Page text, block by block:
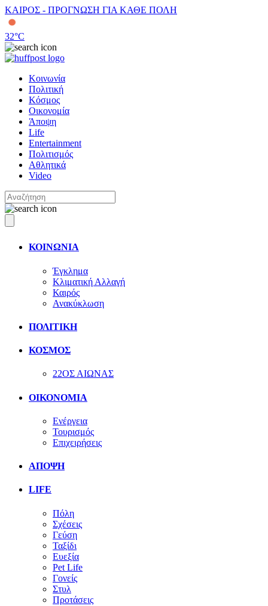
ΚΑΙΡΟΣ - ΠΡΟΓΝΩΣΗ ΓΙΑ ΚΑΘΕ ΠΟΛΗ
32°C
Κοινωνία
Πολιτική
Κόσμος
Οικονομία
Άποψη
Life
Entertainment
Πολιτισμός
Αθλητικά
Video
ΚΟΙΝΩΝΙΑ
Έγκλημα
Κλιματική Αλλαγή
Καιρός
Ανακύκλωση
ΠΟΛΙΤΙΚΗ
ΚΟΣΜΟΣ
22ΟΣ ΑΙΩΝΑΣ
ΟΙΚΟΝΟΜΙΑ
Ενέργεια
Τουρισμός
Επιχειρήσεις
ΑΠΟΨΗ
LIFE
Πόλη
Σχέσεις
Γεύση
Ταξίδι
Ευεξία
Pet Life
Γονείς
Στυλ
Προτάσεις